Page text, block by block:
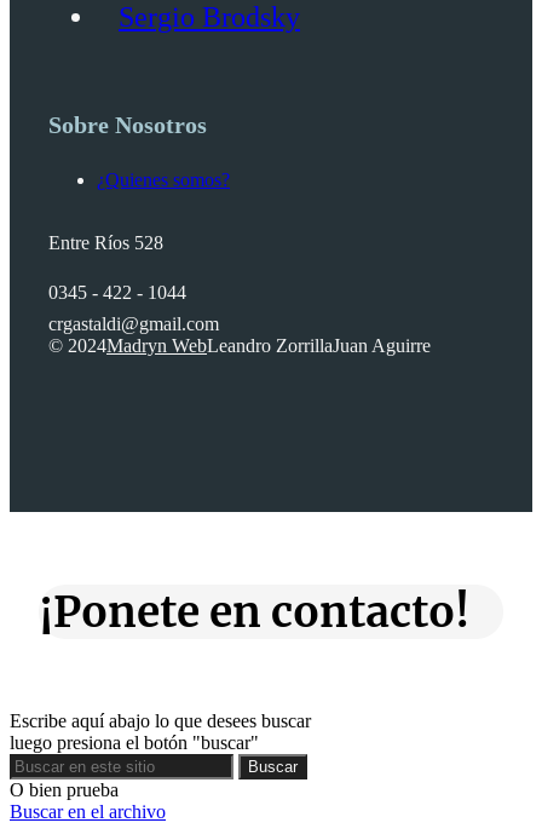
Sergio Brodsky
Sobre Nosotros
¿Quienes somos?
Entre Ríos 528
0345 - 422 - 1044
crgastaldi@gmail.com
© 2024Madryn WebLeandro ZorrillaJuan Aguirre
¡Ponete en contacto!
Escribe aquí abajo lo que desees buscar
luego presiona el botón "buscar"
Buscar
Buscar
O bien prueba
Buscar en el archivo